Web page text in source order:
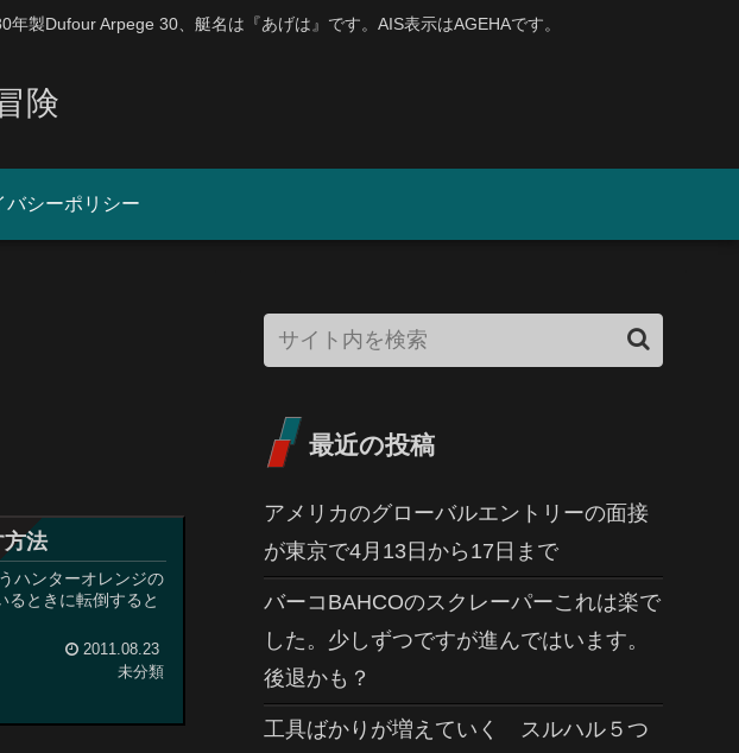
製Dufour Arpege 30、艇名は『あげは』です。AIS表示はAGEHAです。
険
バシーポリシー
法
ハンターオレンジの
るときに転倒すると
2011.08.23
未分類
最近の投稿
アメリカのグローバルエントリーの面接
が東京で4月13日から17日まで
バーコBAHCOのスクレーパーこれは楽で
した。少しずつですが進んではいます。
後退かも？
工具ばかりが増えていく スルハル５つ